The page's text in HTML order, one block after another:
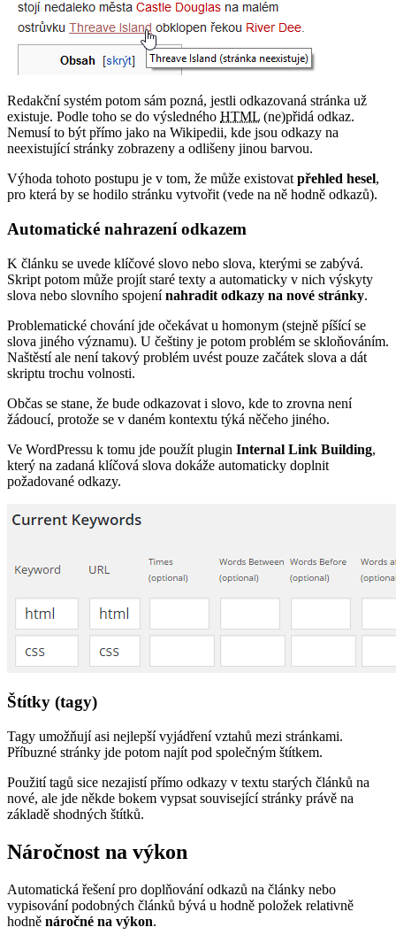
Redakční systém potom sám pozná, jestli odkazovaná stránka už
existuje. Podle toho se do výsledného HTML (ne)přidá odkaz.
Nemusí to být přímo jako na Wikipedii, kde jsou odkazy na
neexistující stránky zobrazeny a odlišeny jinou barvou.
Výhoda tohoto postupu je v tom, že může existovat přehled hesel,
pro která by se hodilo stránku vytvořit (vede na ně hodně odkazů).
Automatické nahrazení odkazem
K článku se uvede klíčové slovo nebo slova, kterými se zabývá.
Skript potom může projít staré texty a automaticky v nich výskyty
slova nebo slovního spojenínahradit odkazy na nové stránky.
Problematické chování jde očekávat u homonym (stejně píšící se
slova jiného významu). U češtiny je potom problém se skloňováním.
Naštěstí ale není takový problém uvést pouze začátek slova a dát
skriptu trochu volnosti.
Občas se stane, že bude odkazovat i slovo, kde to zrovna není
žádoucí, protože se v daném kontextu týká něčeho jiného.
Ve WordPressu k tomu jde použít plugin Internal Link Building,
který na zadaná klíčová slova dokáže automaticky doplnit
požadované odkazy.
Štítky (tagy)
Tagy umožňují asi nejlepší vyjádření vztahů mezi stránkami.
Příbuzné stránky jde potom najít pod společným štítkem.
Použití tagů sice nezajistí přímo odkazy v textu starých článků na
nové, ale jde někde bokem vypsat související stránky právě na
základě shodných štítků.
Náročnost na výkon
Automatická řešení pro doplňování odkazů na články nebo
vypisování podobných článků bývá u hodně položek relativně
hodně náročné na výkon.